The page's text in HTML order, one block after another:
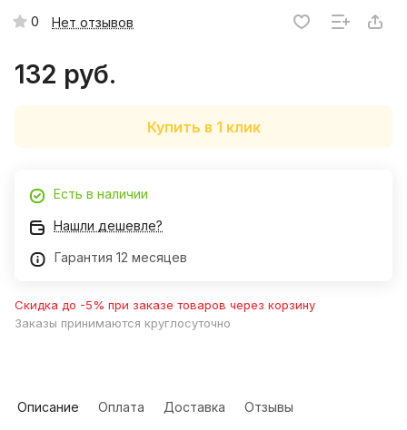
0 Нет отзывов
132 руб.
Купить в 1 клик
Есть в наличии
Нашли дешевле?
Гарантия 12 месяцев
Скидка до -5% при заказе товаров через корзину
Заказы принимаются круглосуточно
Описание Оплата Доставка Отзывы